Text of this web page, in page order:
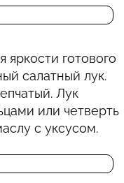
яркости готового
салатный лук.
Лук
или четверть
с уксусом.